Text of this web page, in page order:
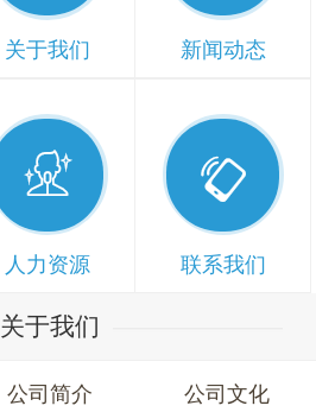
关于我们 新闻动态

人力资源

联系我们
关于我们
公司简介 公司文化